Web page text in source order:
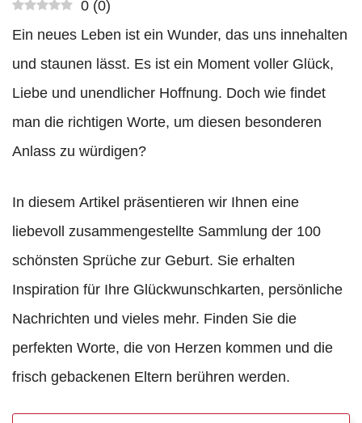
0 (0)
Ein neues Leben ist ein Wunder, das uns innehalten
und staunen lässt. Es ist ein Moment voller Glück,
Liebe und unendlicher Hoffnung. Doch wie findet
man die richtigen Worte, um diesen besonderen
Anlass zu würdigen?
In diesem Artikel präsentieren wir Ihnen eine
liebevoll zusammengestellte Sammlung der 100
schönsten Sprüche zur Geburt. Sie erhalten
Inspiration für Ihre Glückwunschkarten, persönliche
Nachrichten und vieles mehr. Finden Sie die
perfekten Worte, die von Herzen kommen und die
frisch gebackenen Eltern berühren werden.